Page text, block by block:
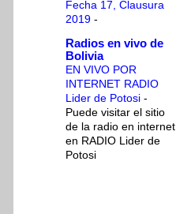
Fecha 17, Clausura
2019 -
Radios en vivo de
Bolivia
EN VIVO POR
INTERNET RADIO
Lider de Potosi -
Puede visitar el sitio
de la radio en internet
en RADIO Lider de
Potosi